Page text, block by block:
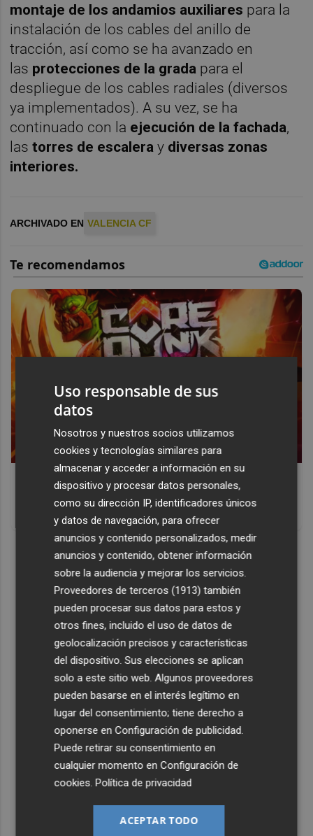
montaje de los andamios auxiliares para la
instalación de los cables del anillo de
tracción, así como se ha avanzado en
las protecciones de la grada para el
despliegue de los cables radiales (diversos
ya implementados). A su vez, se ha
continuado con la ejecución de la fachada,
lastorres de escaleray diversas zonas
interiores.
ARCHIVADO EN VALENCIA CF
Corepunk MMORPG
Un verdadero MMORPG de la vieja escuela ¡Cómo los de
antes, pero mejor!
DISCOVER WITH
Uso responsable de sus
datos
Nosotros y nuestros socios utilizamos
cookies y tecnologías similares para
almacenar y acceder a información en su
dispositivo y procesar datos personales,
como su dirección IP, identificadores únicos
y datos de navegación, para ofrecer
anuncios y contenido personalizados, medir
anuncios y contenido, obtener información
sobre la audiencia y mejorar los servicios.
Proveedores de terceros (1913) también
pueden procesar sus datos para estos y
otros fines, incluido el uso de datos de
geolocalización precisos y características
del dispositivo. Sus elecciones se aplican
solo a este sitio web. Algunos proveedores
pueden basarse en el interés legítimo en
lugar del consentimiento; tiene derecho a
oponerse enConfiguración de publicidad.
Puede retirar su consentimiento en
cualquier momento enConfiguración de
cookies.Política de privacidad
ACEPTAR TODO